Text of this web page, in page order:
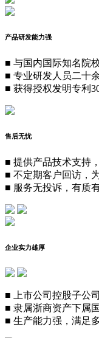
产品研发能力强
■ 与国内国际知名院
■ 专业研发人员二十
■ 获得授权发明专利
售后无忧
■ 提供产品技术支持
■ 不定期客户回访，
■ 服务无投诉，有质
企业实力雄厚
■ 上市公司控股子公
■ 隶属浙商资产下属
■ 生产能力强，满足